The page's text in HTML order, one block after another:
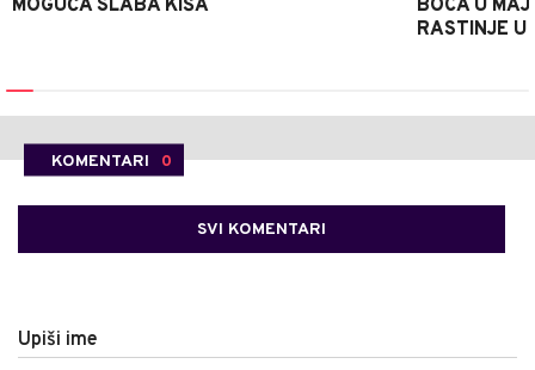
MOGUĆA SLABA KIŠA
BOCA U
RASTINJE U
KOMENTARI 0
SVI KOMENTARI
Upiši ime